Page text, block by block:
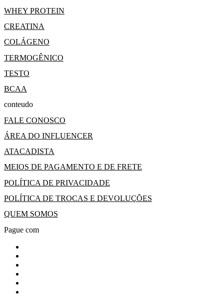
WHEY PROTEIN
CREATINA
COLÁGENO
TERMOGÊNICO
TESTO
BCAA
conteudo
FALE CONOSCO
ÁREA DO INFLUENCER
ATACADISTA
MEIOS DE PAGAMENTO E DE FRETE
POLÍTICA DE PRIVACIDADE
POLÍTICA DE TROCAS E DEVOLUÇÕES
QUEM SOMOS
Pague com